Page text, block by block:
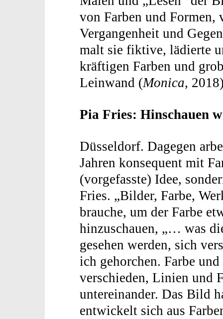
von Farben und
Vergangenheit und
malt sie fiktive, lädierte
kräftigen Farben und
Leinwand (Monica,
Pia Fries: Hinschauen
Düsseldorf. Dagegen
Jahren konsequent mit
(vorgefasste) Idee,
Fries. „Bilder, Farbe,
brauche, um der Farbe
hinzuschauen, „… was
gesehen werden, sich
ich gehorchen. Farbe
verschieden, Linien und
untereinander. Das Bild
entwickelt sich aus